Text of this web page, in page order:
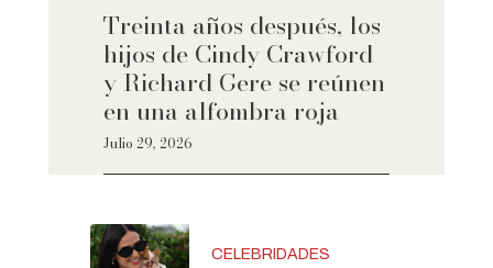
Treinta años después, los
hijos de Cindy Crawford
y Richard Gere se reúnen
en una alfombra roja
Julio 29, 2026
CELEBRIDADES